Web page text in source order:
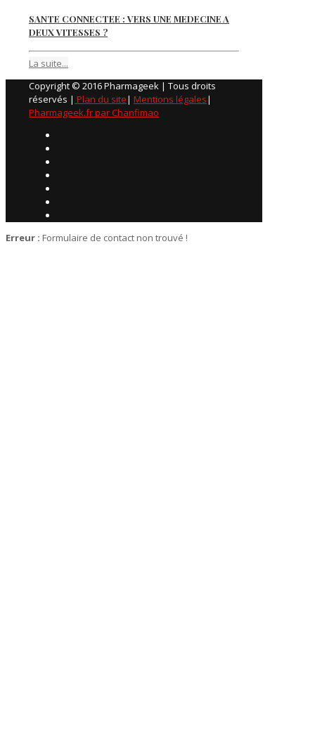
SANTE CONNECTEE : VERS UNE MEDECINE A
DEUX VITESSES ?
La suite...
Copyright © 2016 Pharmageek | Tous droits
réservés | Plan du site| Mentions légales|
Pharmageek.fr par Chanfimao
Erreur : Formulaire de contact non trouvé !